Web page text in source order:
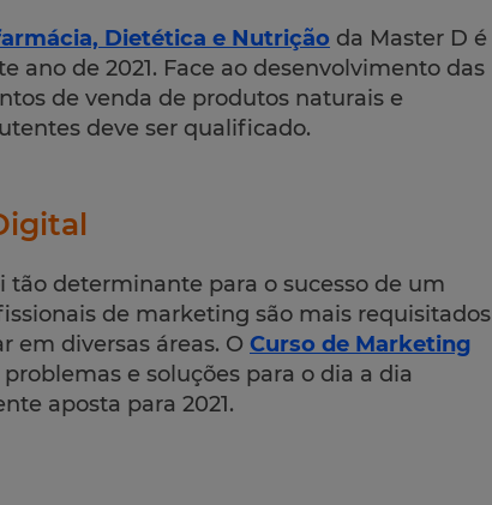
Dietética e Nutrição da Master D é
ano de 2021. Face ao desenvolvimento das
de venda de produtos naturais e
deve ser qualificado.
tão determinante para o sucesso de um
de marketing são mais requisitados
em diversas áreas. O Curso de Marketing
e soluções para o dia a dia
aposta para 2021.